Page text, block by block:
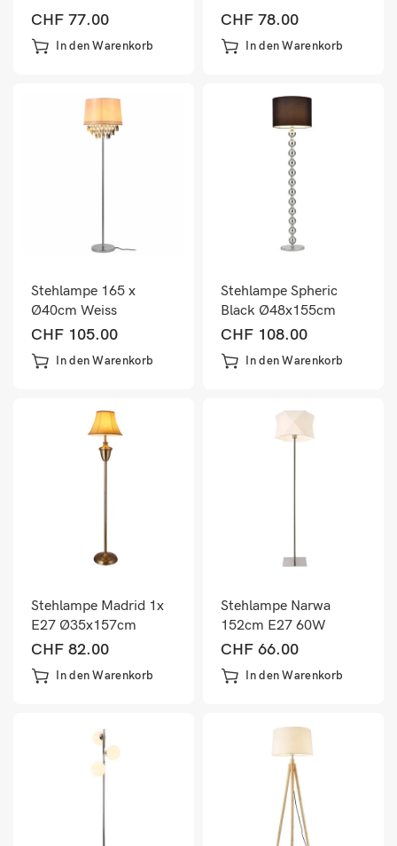
Metall Stoff
CHF 77.00
In den Warenkorb
Grau
CHF 78.00
In den Warenkorb
Stehlampe 165 x
Ø40cm Weiss
CHF 105.00
In den Warenkorb
Stehlampe Spheric
Black Ø48x155cm
Schwarz/Chrom
CHF 108.00
In den Warenkorb
Stehlampe Madrid 1x
E27 Ø35x157cm
Messingfarben/Beige
CHF 82.00
In den Warenkorb
Stehlampe Narwa
152cm E27 60W
Metall Chrom/Weiss
CHF 66.00
In den Warenkorb